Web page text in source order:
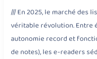
/// En 2025, le marché des
véritable révolution. Entre
autonomie record et
de notes), les e-readers